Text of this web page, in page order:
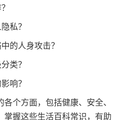
私？
的人身攻击？
类？
响？
个方面，包括健康、安全、
掌握这些生活百科常识，有助